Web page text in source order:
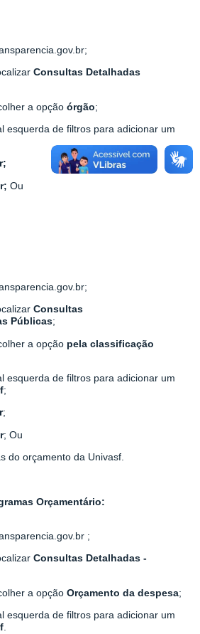
;
Consultas Detalhadas
a opção órgão;
esquerda de filtros para adicionar um
Ou
;
Consultas
Públicas;
a opção pela classificação
esquerda de filtros para adicionar um
;
;
; Ou
do orçamento da Univasf.
Orçamentário:
;
Consultas Detalhadas -
a opção Orçamento da despesa;
esquerda de filtros para adicionar um